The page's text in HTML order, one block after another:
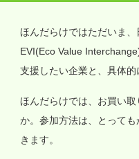
ほんだらけではただいま
EVI(Eco Value
支援したい企業と、具体
ほんだらけでは、お買い
か。参加方法は、とって
きます。